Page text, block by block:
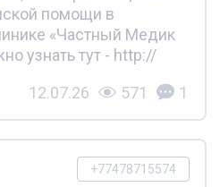
помощи в
«Частный Медик
узнать тут - http://
12.07.26 571 1
+77478715574